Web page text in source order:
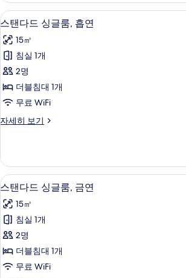
진
모
두
보
기
윈
룸,
연
자
세
히
보
기
스
탠
다
드
싱
글
흡
사
진
모
두
보
기
15
스탠다드 싱글룸, 흡연
15㎡
침실 1개
2명
더블침대 1개
무료 WiFi
자세히 보기
스
싱
글
룸,
연
자
세
히
보
기
스
탠
다
드
싱
글
15
스탠다드 싱글룸, 금연
15㎡
침실 1개
2명
더블침대 1개
무료 WiFi